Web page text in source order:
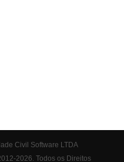
Civil Software LTDA
2026. Todos os Direitos